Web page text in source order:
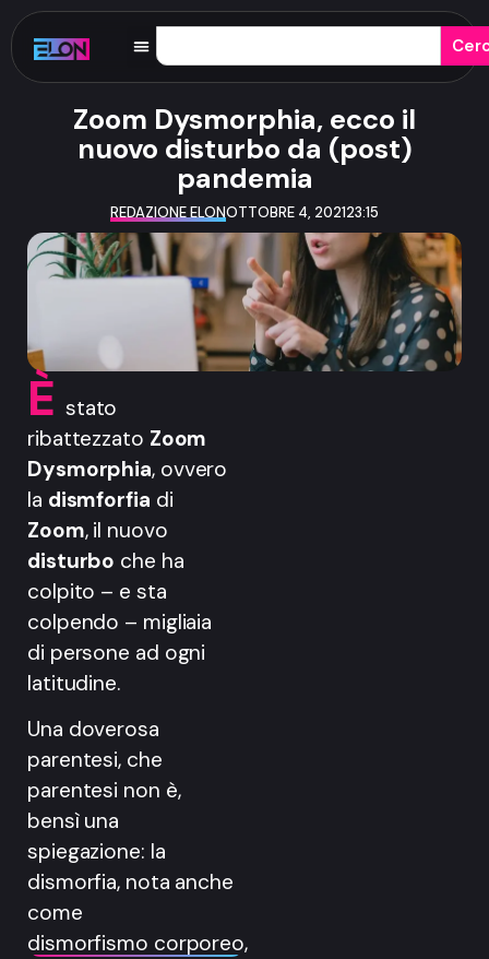
Zoom Dysmorphia, ecco il
nuovo disturbo da (post)
pandemia
REDAZIONE ELONOTTOBRE 4, 202123:15
È stato
ribattezzato Zoom
Dysmorphia, ovvero
la dismforfia di
Zoom, il nuovo
disturbo che ha
colpito – e sta
colpendo – migliaia
di persone ad ogni
latitudine.
Una doverosa
parentesi, che
parentesi non è,
bensì una
spiegazione: la
dismorfia, nota anche
come
dismorfismo corporeo,